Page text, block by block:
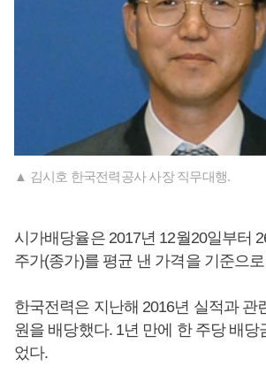
▲ 김시호 한국전력공사 사장 직무대행.
시가배당율은 2017년 12월20일부터
주가(종가)를 평균 낸 가격을 기준으
한국전력은 지난해 2016년 실적과 관
원을 배당했다. 1년 만에 한 주당 배당
었다.